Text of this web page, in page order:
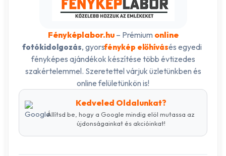
Fényképlabor.hu– Prémium online
fotókidolgozás, gyorsfénykép előhívásés egyedi
fényképes ajándékok készítése több évtizedes
szakértelemmel. Szeretettel várjuk üzletünkben és
online felületünkön is!
Kedveled Oldalunkat?
Állítsd be, hogy a Google mindig elöl mutassa az
újdonságainkat és akcióinkat!